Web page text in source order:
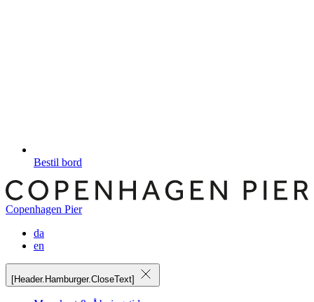
Bestil bord
Copenhagen Pier
da
en
[Header.Hamburger.CloseText]